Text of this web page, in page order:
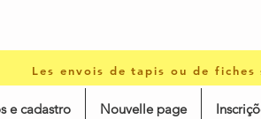
Les envois de tapis ou de
e cadastro Nouvelle page